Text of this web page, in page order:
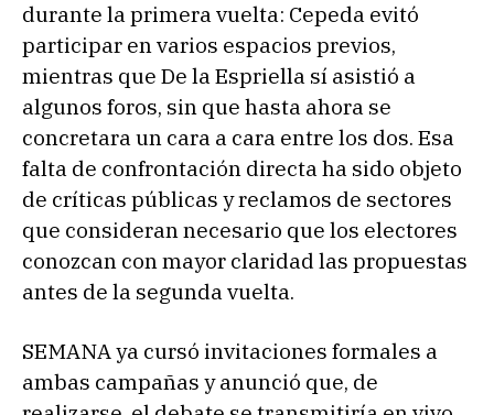
durante la primera vuelta: Cepeda evitó
participar en varios espacios previos,
mientras que De la Espriella sí asistió a
algunos foros, sin que hasta ahora se
concretara un cara a cara entre los dos. Esa
falta de confrontación directa ha sido objeto
de críticas públicas y reclamos de sectores
que consideran necesario que los electores
conozcan con mayor claridad las propuestas
antes de la segunda vuelta.
SEMANA ya cursó invitaciones formales a
ambas campañas y anunció que, de